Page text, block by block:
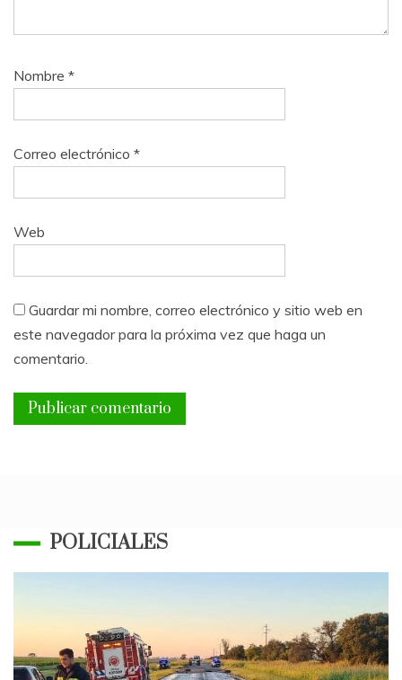
Nombre *
Correo electrónico *
Web
Guardar mi nombre, correo electrónico y sitio web en
este navegador para la próxima vez que haga un
comentario.
POLICIALES